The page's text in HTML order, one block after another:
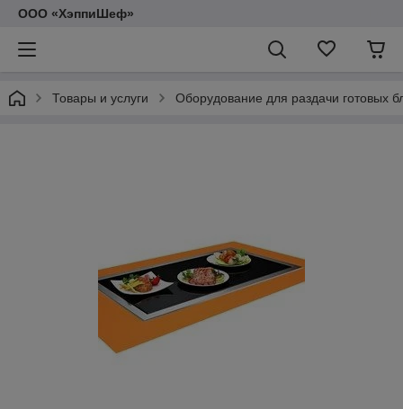
ООО «ХэппиШеф»
Товары и услуги Оборудование для раздачи готовых